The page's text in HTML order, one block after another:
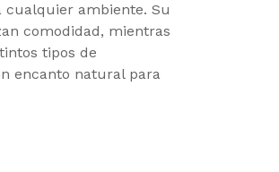
cualquier ambiente. Su
comodidad, mientras
tipos de
encanto natural para